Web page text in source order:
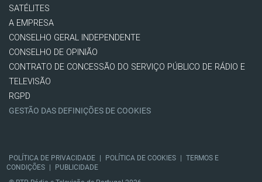
SATÉLITES
A EMPRESA
CONSELHO GERAL INDEPENDENTE
CONSELHO DE OPINIÃO
CONTRATO DE CONCESSÃO DO SERVIÇO PÚBLICO DE RÁDIO E
TELEVISÃO
RGPD
GESTÃO DAS DEFINIÇÕES DE COOKIES
POLÍTICA DE PRIVACIDADE POLÍTICA DE COOKIES
TERMOS E
CONDIÇÕES
PUBLICIDADE